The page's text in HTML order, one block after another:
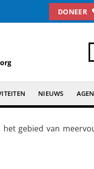
DONEER
NIEUWS
gebied van